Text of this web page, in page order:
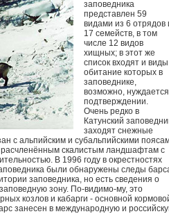
заповедника
представлен 59
видами из 6 отрядов
17 семейств, в том
числе 12 видов
хищных; в этот же
список входят и
обитание которых в
заповеднике,
возможно,
подтверждении.
Очень редко в
Катунский
заходят снежные
с альпийским и субальпийскими
расчленённым скалистым ландшафтам с
В 1996 году в окрестностях
были обнаружены следы
заповедника, но есть сведения о
зону. По-видимо-му, это
козлов и кабарги - основной
занесен в международную и